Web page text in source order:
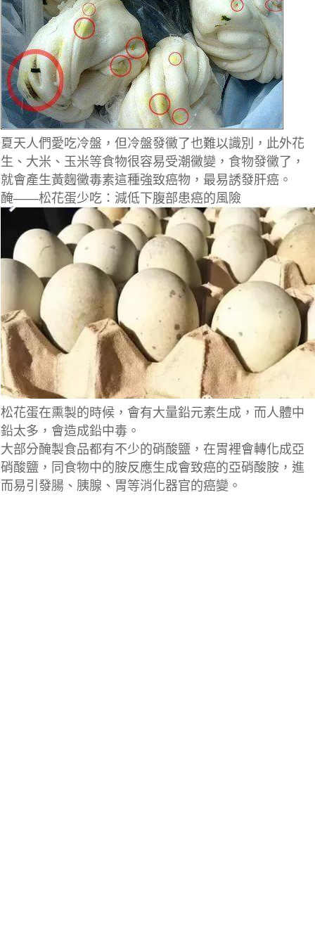
夏天人們愛吃冷盤，但冷盤發黴了也難以識別，此外花
生、大米、玉米等食物很容易受潮黴變，食物發黴了，
就會產生黃麴黴毒素這種強致癌物，最易誘發肝癌。
醃——松花蛋少吃：減低下腹部患癌的風險
松花蛋在熏製的時候，會有大量鉛元素生成，而人體中
鉛太多，會造成鉛中毒。
大部分醃製食品都有不少的硝酸鹽，在胃裡會轉化成亞
硝酸鹽，同食物中的胺反應生成會致癌的亞硝酸胺，進
而易引發腸、胰腺、胃等消化器官的癌變。